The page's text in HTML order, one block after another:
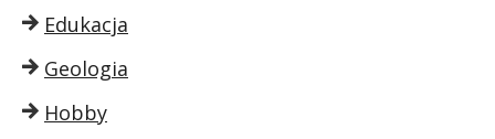
Edukacja
Geologia
Hobby